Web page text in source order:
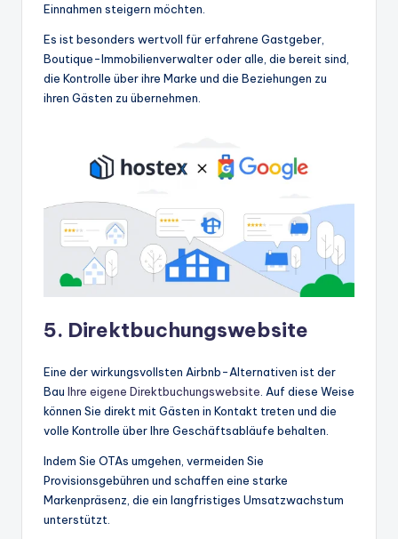
Einnahmen steigern möchten.
Es ist besonders wertvoll für erfahrene Gastgeber,
Boutique-Immobilienverwalter oder alle, die bereit sind,
die Kontrolle über ihre Marke und die Beziehungen zu
ihren Gästen zu übernehmen.
5. Direktbuchungswebsite
Eine der wirkungsvollsten Airbnb-Alternativen ist der
Bau Ihre eigene Direktbuchungswebsite . Auf diese Weise
können Sie direkt mit Gästen in Kontakt treten und die
volle Kontrolle über Ihre Geschäftsabläufe behalten.
Indem Sie OTAs umgehen, vermeiden Sie
Provisionsgebühren und schaffen eine starke
Markenpräsenz, die ein langfristiges Umsatzwachstum
unterstützt.